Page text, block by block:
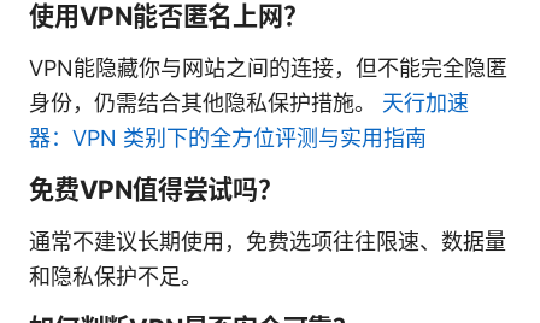
使用VPN能否匿名上网？
VPN能隐藏你与网站之间的连接，但不能完全隐匿
身份，仍需结合其他隐私保护措施。 天行加速
器：VPN 类别下的全方位评测与实用指南
免费VPN值得尝试吗？
通常不建议长期使用，免费选项往往限速、数据量
和隐私保护不足。